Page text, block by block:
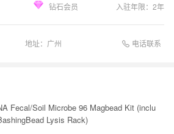
钻石会员 入驻年限： 2年
地址： 广州 电话联系
Fecal/Soil Microbe 96 Magbead Kit (inclu
Lysis Rack)